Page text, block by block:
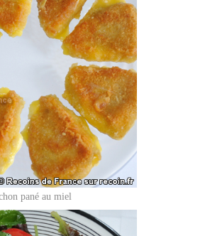
pané au miel